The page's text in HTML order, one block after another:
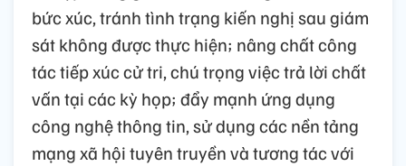
bức xúc, tránh tình trạng kiến nghị sau giám
sát không được thực hiện; nâng chất công
tác tiếp xúc cử tri, chú trọng việc trả lời chất
vấn tại các kỳ họp; đẩy mạnh ứng dụng
công nghệ thông tin, sử dụng các nền tảng
mạng xã hội tuyên truyền và tương tác với